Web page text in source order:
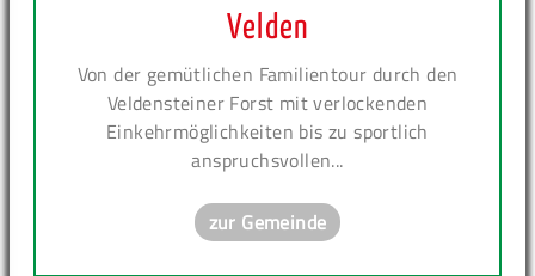
Velden
Von der gemütlichen Familientour durch den
Veldensteiner Forst mit verlockenden
Einkehrmöglichkeiten bis zu sportlich
anspruchsvollen...
zur Gemeinde